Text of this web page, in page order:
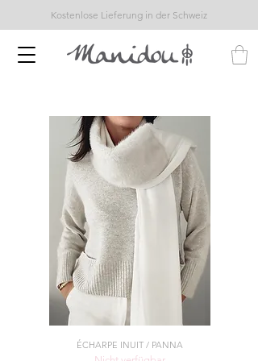
Kostenlose Lieferung in der Schweiz
ÉCHARPE INUIT / PANNA